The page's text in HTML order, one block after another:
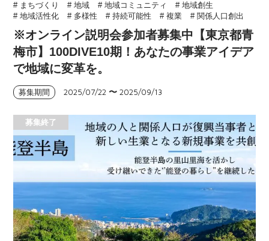
# まちづくり # 地域 # 地域コミュニティ
# 地域創生
# 地域活性化
# 多様性 # 持続可能性 # 複業 # 関係人口創出
※オンライン説明会参加者募集中【東京都青
梅市】100DIVE10期！あなたの事業アイデア
で地域に変革を。
募集期間 2025/07/22 〜2025/09/13
募集終了